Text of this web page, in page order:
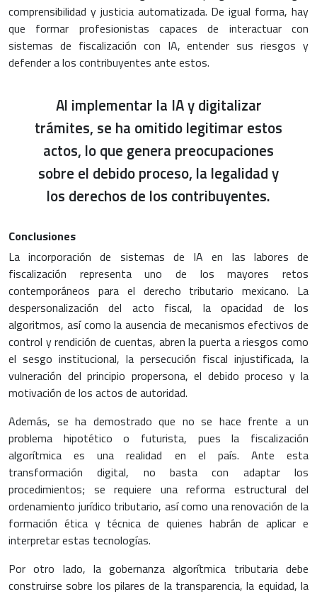
comprensibilidad y justicia automatizada. De igual forma, hay
que formar profesionistas capaces de interactuar con
sistemas de fiscalización con IA, entender sus riesgos y
defender a los contribuyentes ante estos.
Al implementar la IA y digitalizar
trámites, se ha omitido legitimar estos
actos, lo que genera preocupaciones
sobre el debido proceso, la legalidad y
los derechos de los contribuyentes.
Conclusiones
La incorporación de sistemas de IA en las labores de
fiscalización representa uno de los mayores retos
contemporáneos para el derecho tributario mexicano. La
despersonalización del acto fiscal, la opacidad de los
algoritmos, así como la ausencia de mecanismos efectivos de
control y rendición de cuentas, abren la puerta a riesgos como
el sesgo institucional, la persecución fiscal injustificada, la
vulneración del principio propersona, el debido proceso y la
motivación de los actos de autoridad.
Además, se ha demostrado que no se hace frente a un
problema hipotético o futurista, pues la fiscalización
algorítmica es una realidad en el país. Ante esta
transformación digital, no basta con adaptar los
procedimientos; se requiere una reforma estructural del
ordenamiento jurídico tributario, así como una renovación de la
formación ética y técnica de quienes habrán de aplicar e
interpretar estas tecnologías.
Por otro lado, la gobernanza algorítmica tributaria debe
construirse sobre los pilares de la transparencia, la equidad, la